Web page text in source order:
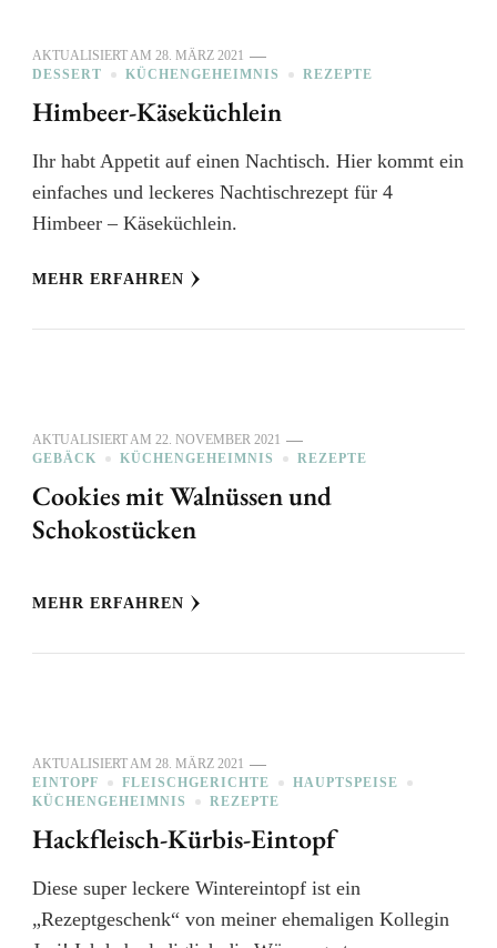
AKTUALISIERT AM 28. MÄRZ 2021
DESSERT
KÜCHENGEHEIMNIS REZEPTE
Himbeer-Käseküchlein
Ihr habt Appetit auf einen Nachtisch. Hier kommt ein
einfaches und leckeres Nachtischrezept für 4
Himbeer – Käseküchlein.
MEHR ERFAHREN
AKTUALISIERT AM 22. NOVEMBER 2021
GEBÄCK
KÜCHENGEHEIMNIS REZEPTE
Cookies mit Walnüssen und
Schokostücken
MEHR ERFAHREN
AKTUALISIERT AM 28. MÄRZ 2021
EINTOPF
FLEISCHGERICHTE
HAUPTSPEISE
KÜCHENGEHEIMNIS
REZEPTE
Hackfleisch-Kürbis-Eintopf
Diese super leckere Wintereintopf ist ein
„Rezeptgeschenk“ von meiner ehemaligen Kollegin